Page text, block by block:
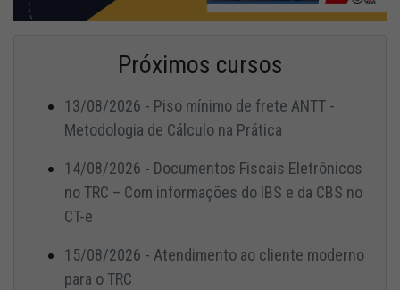
Próximos cursos
13/08/2026 - Piso mínimo de frete ANTT -
Metodologia de Cálculo na Prática
14/08/2026 - Documentos Fiscais Eletrônicos
no TRC – Com informações do IBS e da CBS no
CT-e
15/08/2026 - Atendimento ao cliente moderno
para o TRC